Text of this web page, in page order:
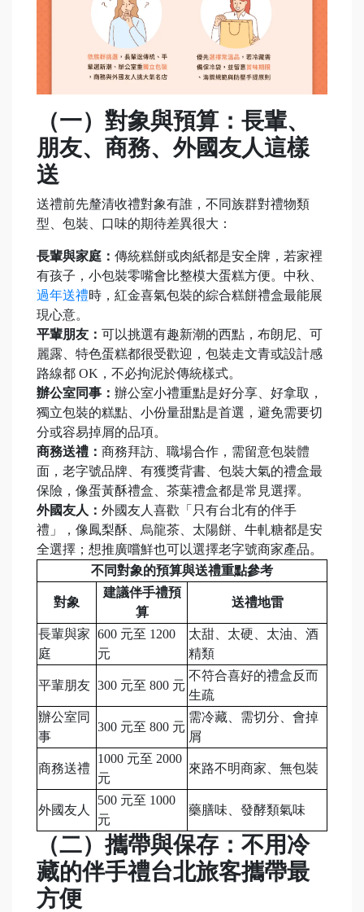
（一）對象與預算：長輩、
朋友、商務、外國友人這樣
送
送禮前先釐清收禮對象有誰，不同族群對禮物類
型、包裝、口味的期待差異很大：
長輩與家庭： 傳統糕餅或肉紙都是安全牌，若家裡
有孩子，小包裝零嘴會比整模大蛋糕方便。中秋、
過年送禮時，紅金喜氣包裝的綜合糕餅禮盒最能展
現心意。
平輩朋友： 可以挑選有趣新潮的西點，布朗尼、可
麗露、特色蛋糕都很受歡迎，包裝走文青或設計感
路線都 OK，不必拘泥於傳統樣式。
辦公室同事： 辦公室小禮重點是好分享、好拿取，
獨立包裝的糕點、小份量甜點是首選，避免需要切
分或容易掉屑的品項。
商務送禮： 商務拜訪、職場合作，需留意包裝體
面，老字號品牌、有獲獎背書、包裝大氣的禮盒最
保險，像蛋黃酥禮盒、茶葉禮盒都是常見選擇。
外國友人： 外國友人喜歡「只有台北有的伴手
禮」，像鳳梨酥、烏龍茶、太陽餅、牛軋糖都是安
全選擇；想推廣嚐鮮也可以選擇老字號商家產品。
不同對象的預算與送禮重點參考
對象
建議伴手禮預
算
送禮地雷
長輩與家
庭
600 元至 1200
元
太甜、太硬、太油、酒
精類
平輩朋友 300 元至 800 元
不符合喜好的禮盒反而
生疏
辦公室同
事
300 元至 800 元
需冷藏、需切分、會掉
屑
商務送禮
1000 元至 2000
元
來路不明商家、無包裝
外國友人
500 元至 1000
元
藥膳味、發酵類氣味
（二）攜帶與保存：不用冷
藏的伴手禮台北旅客攜帶最
方便